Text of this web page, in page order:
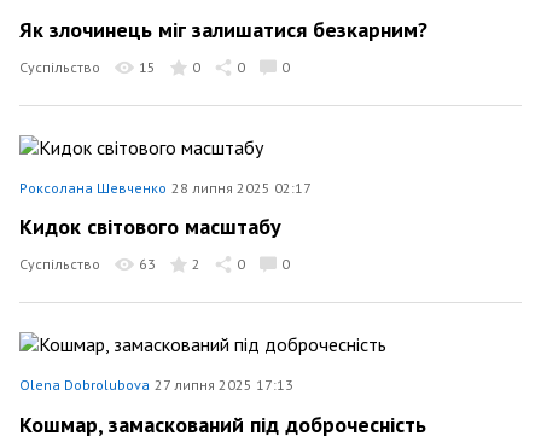
Як злочинець міг залишатися безкарним?
Суспільство 15 0 0 0
Роксолана Шевченко 28 липня 2025 02:17
Кидок світового масштабу
Суспільство 63 2 0 0
Olena Dobrolubova 27 липня 2025 17:13
Кошмар, замаскований під доброчесність